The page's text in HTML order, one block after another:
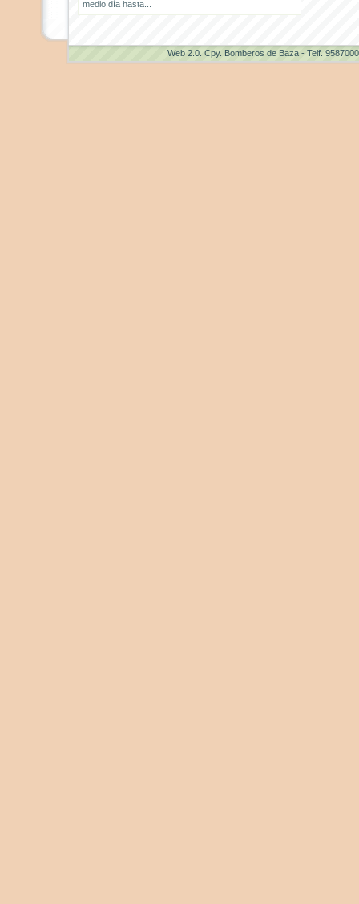
medio día hasta...
Web 2.0 . Cpy. Bomberos de Baza - Telf.